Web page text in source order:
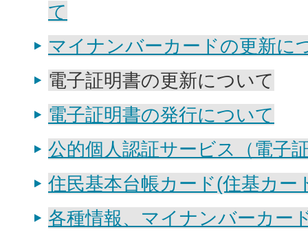
て
マイナンバーカードの更新に
電子証明書の更新について
電子証明書の発行について
公的個人認証サービス（電子
住民基本台帳カード(住基カー
各種情報、マイナンバーカー